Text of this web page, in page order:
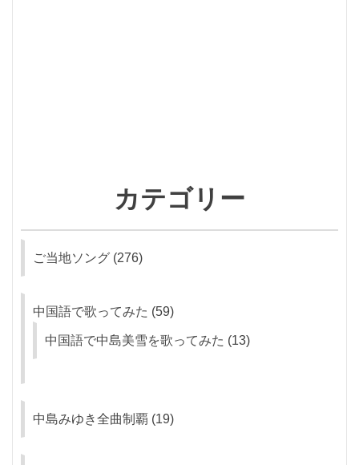
カテゴリー
ご当地ソング (276)
中国語で歌ってみた (59)
中国語で中島美雪を歌ってみた (13)
中島みゆき全曲制覇 (19)